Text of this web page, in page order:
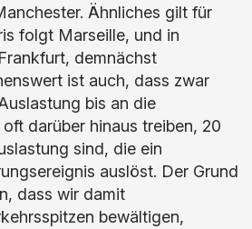
Ähnliches gilt für
folgt Marseille, und in
demnächst
ist auch, dass zwar
bis an die
oft darüber hinaus treiben, 20
sind, die ein
auslöst. Der Grund
dass wir damit
bewältigen,